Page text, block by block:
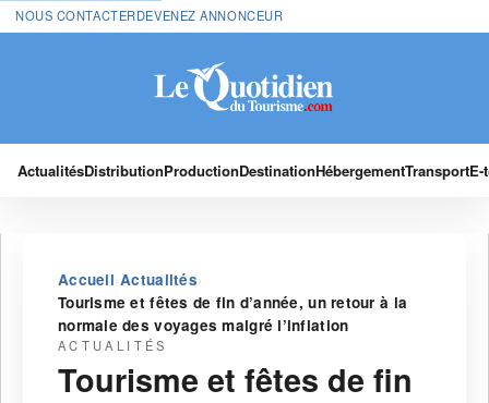
NOUS CONTACTERDEVENEZ ANNONCEUR
ActualitésDistributionProductionDestinationHébergementTransport
Accueil›Actualités›
Tourisme et fêtes de fin d’année, un retour à la
normale des voyages malgré l’inflation
ACTUALITÉS
Tourisme et fêtes de fin